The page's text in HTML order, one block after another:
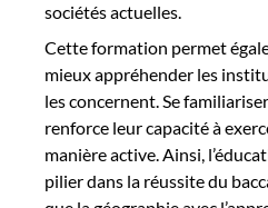
sociétés actuelles.
Cette formation permet
mieux appréhender les
les concernent. Se
renforce leur capacité à
manière active. Ainsi,
pilier dans la réussite du